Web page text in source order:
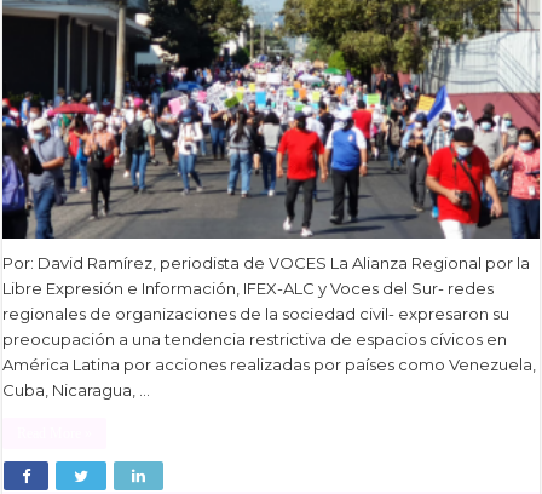
Por: David Ramírez, periodista de VOCES La Alianza Regional por la
Libre Expresión e Información, IFEX-ALC y Voces del Sur- redes
regionales de organizaciones de la sociedad civil- expresaron su
preocupación a una tendencia restrictiva de espacios cívicos en
América Latina por acciones realizadas por países como Venezuela,
Cuba, Nicaragua, …